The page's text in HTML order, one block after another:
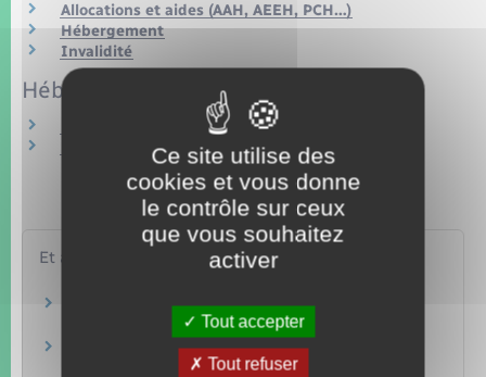
Allocations et aides (AAH, AEEH, PCH…)
Hébergement
Invalidité
Hébergement
Hébergement social
Hébergement des personnes âgées
Et aussi
École et handicap
Famille – Scolarité
Handicap et emploi dans le secteur privé
Travail – Formation
Ce site utilise des
cookies et vous donne
le contrôle sur ceux
que vous souhaitez
activer
Tout accepter
Tout refuser